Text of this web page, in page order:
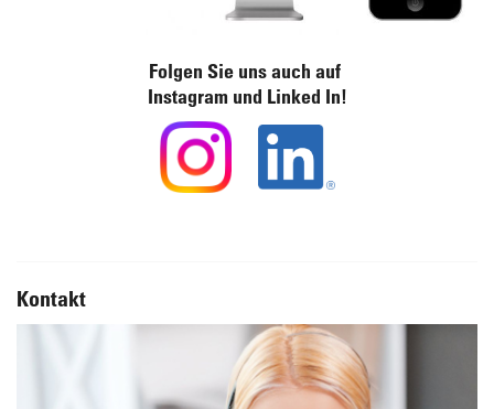
Folgen Sie uns auch auf
Instagram und Linked In!
Kontakt